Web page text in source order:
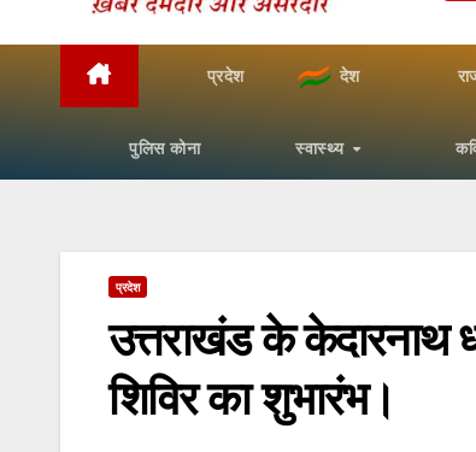
प्रदेश देश
पुलिस कोना स्वास्थ्य
प्रदेश
उत्तराखंड के केदारनाथ
शिविर का शुभारंभ।